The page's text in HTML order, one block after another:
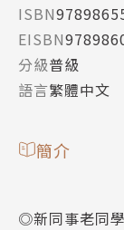
ISBN
EISBN
分級普級
語言繁體中文
簡介
◎新同事老同